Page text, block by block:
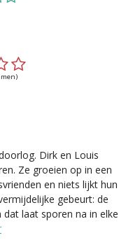
Dirk en Louis
Ze groeien op in een
en niets lijkt hun
gebeurt: de
laat sporen na in elke